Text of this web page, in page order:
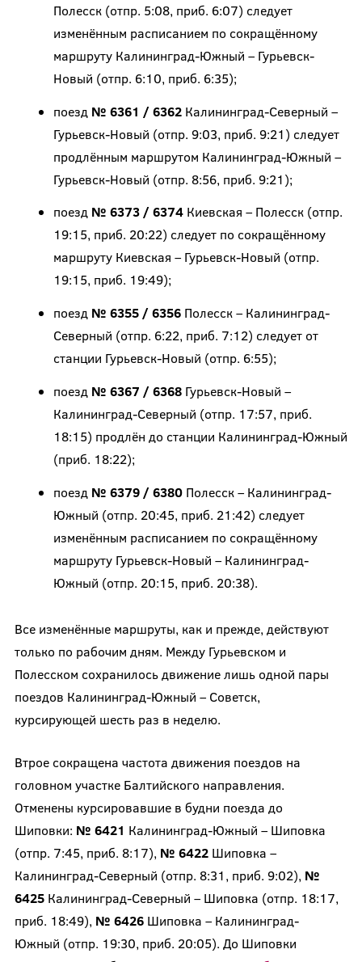
Полесск (отпр. 5:08, приб. 6:07) следует
изменённым расписанием по сокращённому
маршруту Калининград-Южный – Гурьевск-
Новый (отпр. 6:10, приб. 6:35);
поезд № 6361 / 6362Калининград-Северный –
Гурьевск-Новый (отпр. 9:03, приб. 9:21) следует
продлённым маршрутом Калининград-Южный –
Гурьевск-Новый (отпр. 8:56, приб. 9:21);
поезд № 6373 / 6374Киевская – Полесск (отпр.
19:15, приб. 20:22) следует по сокращённому
маршруту Киевская – Гурьевск-Новый (отпр.
19:15, приб. 19:49);
поезд № 6355 / 6356Полесск – Калининград-
Северный (отпр. 6:22, приб. 7:12) следует от
станции Гурьевск-Новый (отпр. 6:55);
поезд № 6367 / 6368Гурьевск-Новый –
Калининград-Северный (отпр. 17:57, приб.
18:15) продлён до станции Калининград-Южный
(приб. 18:22);
поезд № 6379 / 6380Полесск – Калининград-
Южный (отпр. 20:45, приб. 21:42) следует
изменённым расписанием по сокращённому
маршруту Гурьевск-Новый – Калининград-
Южный (отпр. 20:15, приб. 20:38).
Все изменённые маршруты, как и прежде, действуют
только по рабочим дням. Между Гурьевском и
Полесском сохранилось движение лишь одной пары
поездов Калининград-Южный – Советск,
курсирующей шесть раз в неделю.
Втрое сокращена частота движения поездов на
головном участке Балтийского направления.
Отменены курсировавшие в будни поезда до
Шиповки: № 6421 Калининград-Южный – Шиповка
(отпр. 7:45, приб. 8:17), № 6422Шиповка –
Калининград-Северный (отпр. 8:31, приб. 9:02), №
6425Калининград-Северный – Шиповка (отпр. 18:17,
приб. 18:49), № 6426Шиповка – Калининград-
Южный (отпр. 19:30, приб. 20:05). До Шиповки